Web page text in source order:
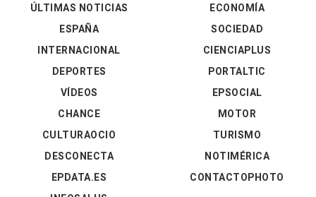
ÚLTIMAS NOTICIAS
ESPAÑA
INTERNACIONAL
DEPORTES
VÍDEOS
ECONOMÍA
SOCIEDAD
CIENCIAPLUS
PORTALTIC
EPSOCIAL
CHANCE
CULTURAOCIO
DESCONECTA
EPDATA.ES
MOTOR
TURISMO
NOTIMÉRICA
CONTACTOPHOTO